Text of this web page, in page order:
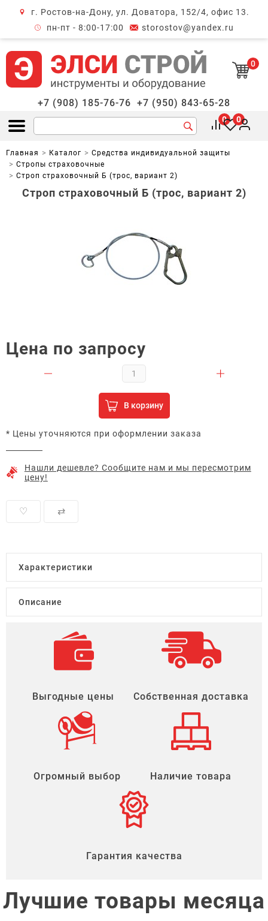
г. Ростов-на-Дону, ул. Доватора, 152/4, офис 13.
пн-пт - 8:00-17:00
storostov@yandex.ru
0
+7 (908) 185-76-76 +7 (950) 843-65-28
Открыть меню
0 0
Главная Каталог
Средства индивидуальной защиты
Стропы страховочные
Строп страховочный Б (трос, вариант 2)
Строп страховочный Б (трос, вариант 2)
Цена по запросу
В корзину
* Цены уточняются при оформлении заказа
Нашли дешевле? Сообщите нам и мы пересмотрим
цену!
♡ ⇄
Характеристики
Описание
Выгодные цены Собственная доставка
Огромный выбор Наличие товара
Гарантия качества
Лучшие товары месяца